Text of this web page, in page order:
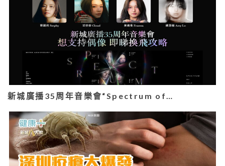
新城廣播35周年音樂會“Spectrum of…